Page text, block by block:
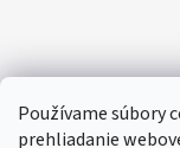
Používame súbory
prehliadanie